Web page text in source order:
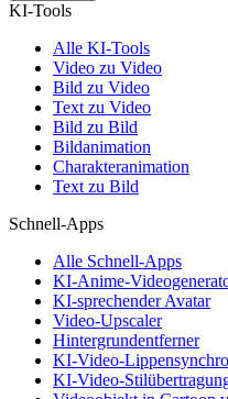
KI-Tools
Alle KI-Tools
Video zu Video
Bild zu Video
Text zu Video
Bild zu Bild
Bildanimation
Charakteranimation
Text zu Bild
Schnell-Apps
Alle Schnell-Apps
KI-Anime-
KI-sprechender Avatar
Video-Upscaler
Hintergrundentferner
KI-Video-
KI-Video-